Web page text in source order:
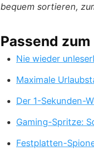
bequem sortieren,
Passend
Nie wieder
Maximale
Der 1-Sekunden-
Gaming-Spritze:
Festplatten-